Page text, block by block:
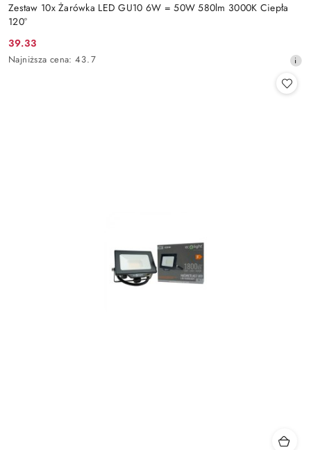
Zestaw 10x Żarówka LED GU10 6W = 50W 580lm 3000K Ciepła
120°
Cena
promocyjna:
39.33
Najniższa
Najniższa cena: 43.7